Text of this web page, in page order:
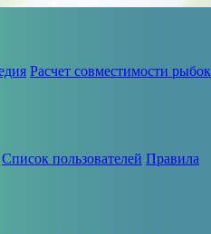
Расчет совместимости рыбок
Список пользователей Правила